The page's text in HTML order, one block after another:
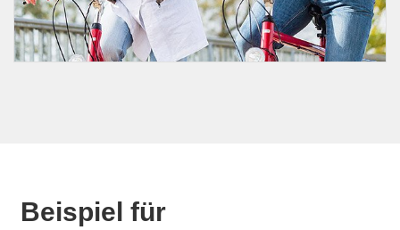
Beispiel für